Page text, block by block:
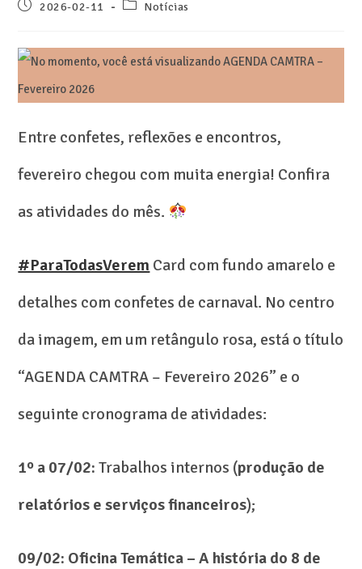
2026-02-11 Notícias
Entre confetes, reflexões e encontros,
fevereiro chegou com muita energia! Confira
as atividades do mês.
#ParaTodasVerem Card com fundo amarelo e
detalhes com confetes de carnaval. No centro
da imagem, em um retângulo rosa, está o título
“AGENDA CAMTRA – Fevereiro 2026” e o
seguinte cronograma de atividades:
1º a 07/02:Trabalhos internos (produção de
relatórios e serviços financeiros);
09/02: Oficina Temática – A história do 8 de